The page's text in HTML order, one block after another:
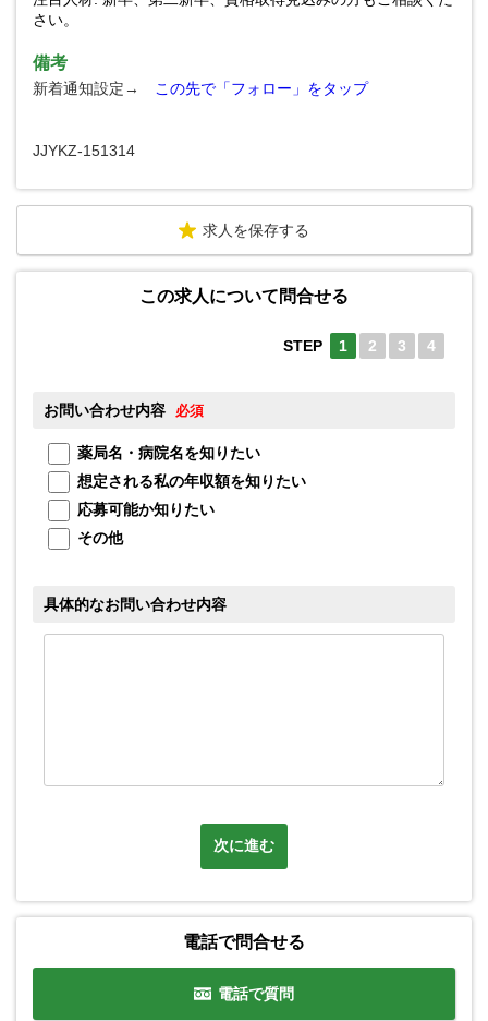
さい。
備考
新着通知設定→ この先で「フォロー」をタップ
JJYKZ-151314
求人を保存する
この求人について問合せる
STEP 1 2 3 4
お問い合わせ内容 必須
薬局名・病院名を知りたい
想定される私の年収額を知りたい
応募可能か知りたい
その他
具体的なお問い合わせ内容
次に進む
電話で問合せる
電話で質問